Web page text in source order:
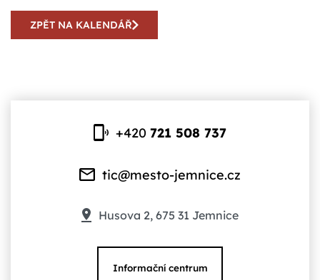
ZPĚT NA KALENDÁŘ
+420721 508 737
tic@mesto-jemnice.cz
Husova 2, 675 31 Jemnice
Informační centrum